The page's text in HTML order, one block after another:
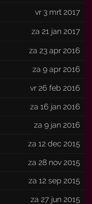
vr 3 mrt 2017
za 21 jan 2017
za 23 apr 2016
za 9 apr 2016
vr 26 feb 2016
za 16 jan 2016
za 9 jan 2016
za 12 dec 2015
za 28 nov 2015
za 12 sep 2015
za 27 jun 2015